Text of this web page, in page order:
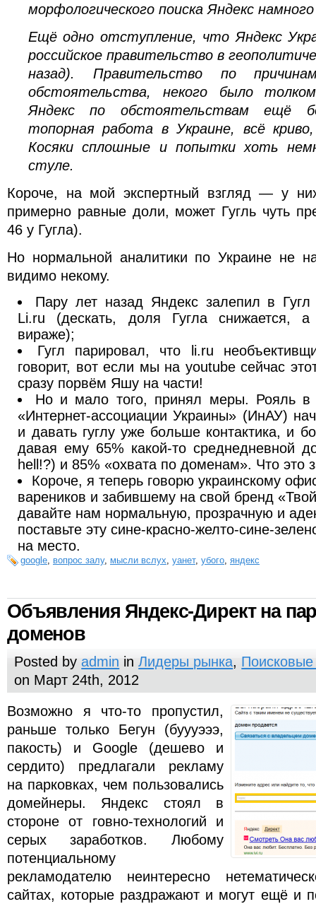
морфологического поиска Яндекс намного
Ещё одно отступление, что Яндекс
российское правительство в
назад). Правительство по
обстоятельства, некого было
Яндекс по обстоятельствам ещё
топорная работа в Украине, всё
Косяки сплошные и попытки хоть
стуле.
Короче, на мой экспертный взгляд — у
примерно равные доли, может Гугль чуть
46 у Гугла).
Но нормальной аналитики по Украине не
видимо некому.
Пару лет назад Яндекс залепил в Гугл
Li.ru (дескать, доля Гугла снижается,
вираже);
Гугл парировал, что li.ru
говорит, вот если мы на youtube сейчас
сразу порвём Яшу на части!
Но и мало того, принял меры. Рояль в
«Интернет-ассоциации Украины» (ИнАУ)
и давать гуглу уже больше контактика, и
давая ему 65% какой-то среднедневной
hell!?) и 85% «охвата по доменам». Что это
Короче, я теперь говорю украинскому
вареников и забившему на свой бренд
давайте нам нормальную, прозрачную и
поставьте эту сине-красно-желто-сине-
на место.
google вопрос залу, мысли вслух уанет, убого яндекс
Объявления Яндекс-Директ на
доменов
Posted byadmin inЛидеры рынка,
on Март 24th, 2012
Возможно я что-то пропустил,
раньше только Бегун (буууэээ,
пакость) и Google (дешево и
сердито) предлагали рекламу
на парковках, чем пользовались
домейнеры. Яндекс стоял в
стороне от говно-технологий и
серых заработков. Любому
потенциальному
рекламодателю неинтересно
сайтах, которые раздражают и могут ещё и